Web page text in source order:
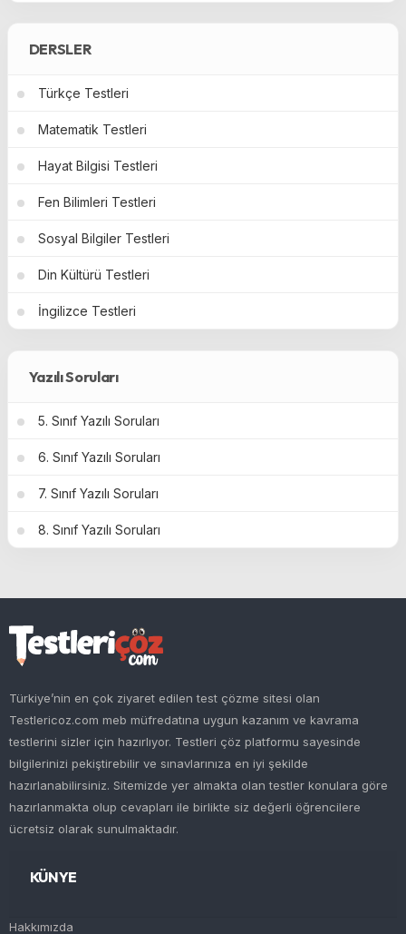
DERSLER
Türkçe Testleri
Matematik Testleri
Hayat Bilgisi Testleri
Fen Bilimleri Testleri
Sosyal Bilgiler Testleri
Din Kültürü Testleri
İngilizce Testleri
Yazılı Soruları
5. Sınıf Yazılı Soruları
6. Sınıf Yazılı Soruları
7. Sınıf Yazılı Soruları
8. Sınıf Yazılı Soruları
Türkiye’nin en çok ziyaret edilen test çözme sitesi olan
Testlericoz.com meb müfredatına uygun kazanım ve kavrama
testlerini sizler için hazırlıyor. Testleri çöz platformu sayesinde
bilgilerinizi pekiştirebilir ve sınavlarınıza en iyi şekilde
hazırlanabilirsiniz. Sitemizde yer almakta olan testler konulara göre
hazırlanmakta olup cevapları ile birlikte siz değerli öğrencilere
ücretsiz olarak sunulmaktadır.
KÜNYE
Hakkımızda